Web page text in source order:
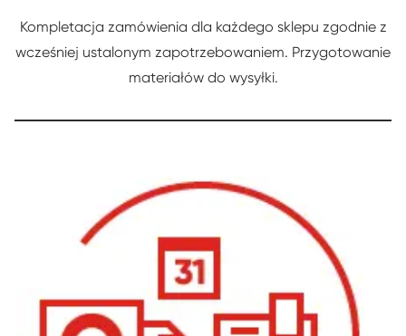
Kompletacja zamówienia dla każdego sklepu zgodnie z
wcześniej ustalonym zapotrzebowaniem. Przygotowanie
materiałów do wysyłki.